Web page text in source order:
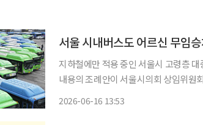
서울 시내버스도 어르신 무임
지하철에만 적용 중인 서울시 고령층
내용의 조례안이 서울시의회 상임위원회 문턱을 넘었다. 16일
2026-06-16 13:53